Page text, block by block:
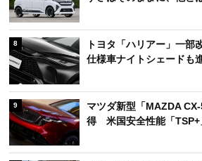
8
トヨタ「ハリアー」一
仕様車ナイトシェードも
9
マツダ新型「MAZDA
得 米国安全性能「TSP+